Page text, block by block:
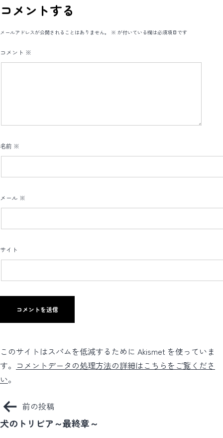
コメントする
メールアドレスが公開されることはありません。 ※ が付いている欄は必須項目です
コメント ※
名前 ※
メール ※
サイト
このサイトはスパムを低減するために Akismet を使っていま
す。 コメントデータの処理方法の詳細はこちらをご覧くださ
い。
投
稿
前の投稿
犬のトリビア～最終章～